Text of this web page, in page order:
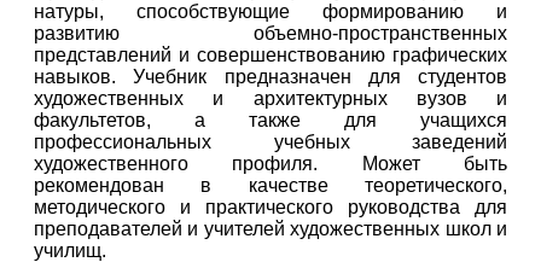
натуры, способствующие формированию и
развитию объемно-пространственных
представлений и совершенствованию графических
навыков. Учебник предназначен для студентов
художественных и архитектурных вузов и
факультетов, а также для учащихся
профессиональных учебных заведений
художественного профиля. Может быть
рекомендован в качестве теоретического,
методического и практического руководства для
преподавателей и учителей художественных школ и
училищ.